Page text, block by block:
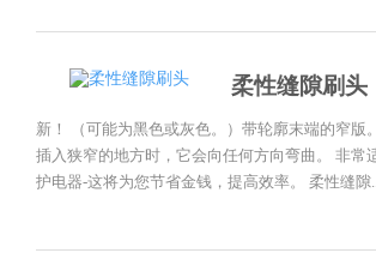
柔性缝隙刷头
新！ （可能为黑色或灰色。）带轮廓末端的窄版
插入狭窄的地方时，它会向任何方向弯曲。 非常
护电器-这将为您节省金钱，提高效率。 柔性缝隙